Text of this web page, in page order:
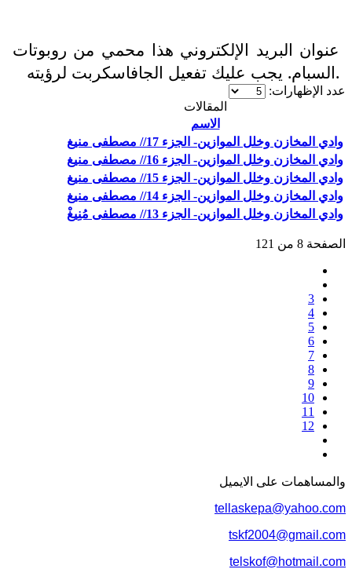
عنوان البريد الإلكتروني هذا محمي من روبوتات
السبام. يجب عليك تفعيل الجافاسكربت لرؤيته.
عدد الإظهارات:
المقالات
الاسم
وادي المخازن وخلل الموازين- الجزء 17// مصطفى منيغ
وادي المخازن وخلل الموازين- الجزء 16// مصطفى منيغ
وادي المخازن وخلل الموازين- الجزء 15// مصطفى منيغ
وادي المخازن وخلل الموازين- الجزء 14// مصطفى منيغ
وادي المخازن وخلل الموازين- الجزء 13// مصطفى مُنِيغْ
الصفحة 8 من 121
3
4
5
6
7
8
9
10
11
12
والمساهمات علی الایمیل
tellaskepa@yahoo.com
tskf2004@gmail.com
telskof@hotmail.com